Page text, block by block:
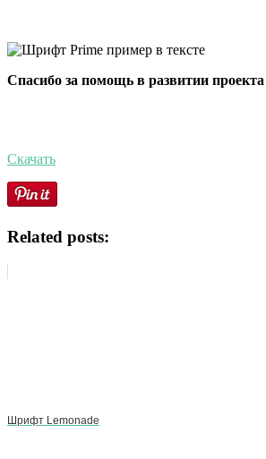
Спасибо за помощь в развитии проекта
Скачать
Related posts:
Шрифт Lemonade